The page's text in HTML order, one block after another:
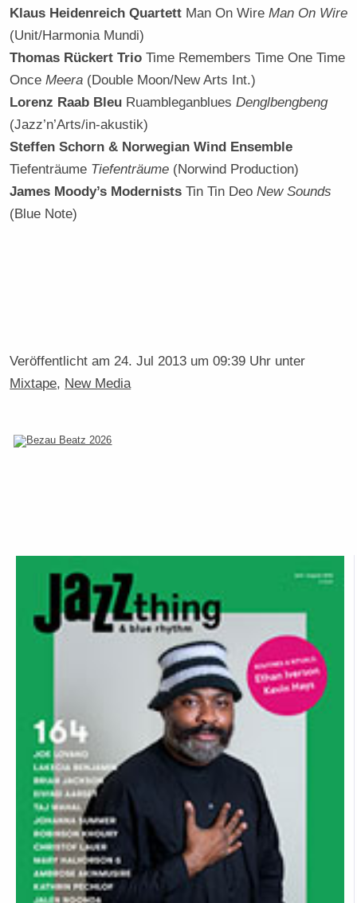
Klaus Heidenreich Quartett Man On WireMan On Wire
(Unit/Harmonia Mundi)
Thomas Rückert TrioTime Remembers Time One Time
OnceMeera (Double Moon/New Arts Int.)
Lorenz Raab Bleu RuambleganbluesDenglbengbeng
(Jazz’n’Arts/in-akustik)
Steffen Schorn & Norwegian Wind Ensemble
Tiefenträume Tiefenträume (Norwind Production)
James Moody’s ModernistsTin Tin DeoNew Sounds
(Blue Note)
Veröffentlicht am 24. Jul 2013 um 09:39 Uhr unter
Mixtape, New Media